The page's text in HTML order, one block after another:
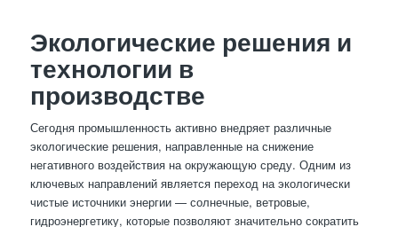
Экологические решения и
технологии в
производстве
Сегодня промышленность активно внедряет различные
экологические решения, направленные на снижение
негативного воздействия на окружающую среду. Одним из
ключевых направлений является переход на экологически
чистые источники энергии — солнечные, ветровые,
гидроэнергетику, которые позволяют значительно сократить